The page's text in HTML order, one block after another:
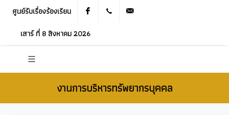
ศูนย์รับเรื่องร้องเรียน Facebook 021905536
เสาร์ ที่ 8 สิงหาคม 2026
งานการบริหารทรัพยากรบุคคล